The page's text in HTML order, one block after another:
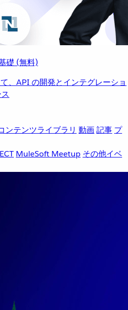
礎 (無料)
、API の開発とインテグレーショ
ンテンツライブラリ 動画記事 プ
MuleSoft Meetup その他イベ